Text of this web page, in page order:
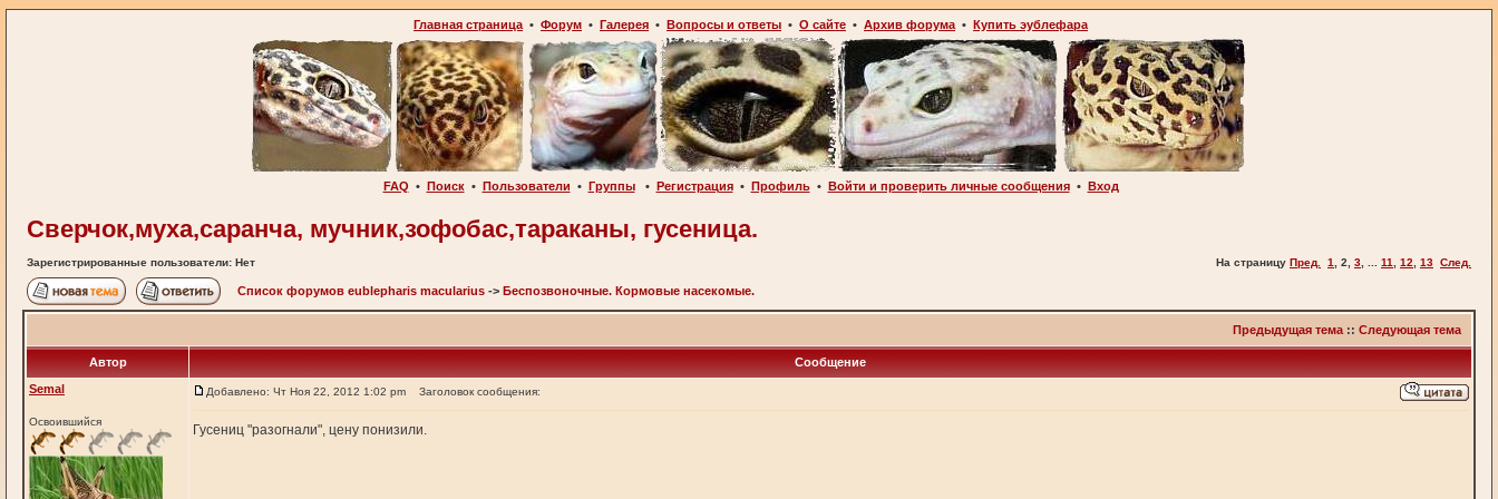
Главная страница • Форум • Галерея • Вопросы и ответы • О сайте • Архив форума • Купить эублефара
FAQ • Поиск• Пользователи • Группы• Регистрация• Профиль• Войти и проверить личные сообщения• Вход
Сверчок,муха,саранча, мучник,зофобас,тараканы, гусеница.
Зарегистрированные пользователи: Нет На страницу Пред. 1 2 3 11 12 13 След.
Список форумов eublepharis macularius -> Беспозвоночные. Кормовые насекомые.
Предыдущая тема :: Следующая тема
Автор
Сообщение
Semal
Освоившийся
Добавлено: Чт Ноя 22, 2012 1:02 pm Заголовок сообщения:
Гусениц "разогнали", цену понизили.